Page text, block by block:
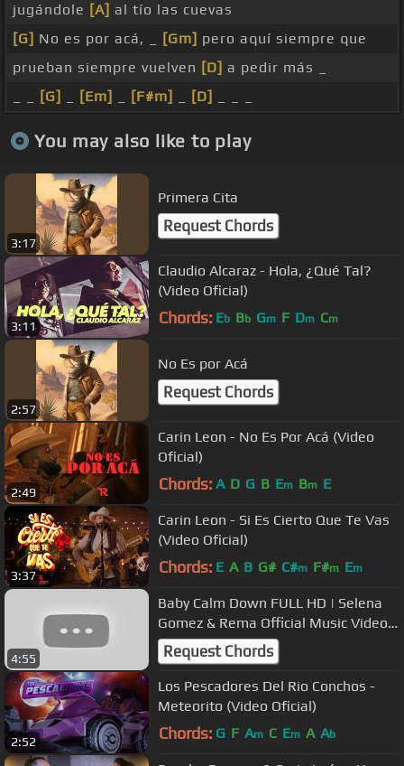
jugándole [A] al tío las cuevas
[G] No es por acá, _ [Gm] pero aquí siempre que
prueban siempre vuelven [D] a pedir más _
[G] [Em] [F#m] [D]
You may also like to play
3:17
Primera Cita
Request Chords
3:11
Claudio Alcaraz - Hola, ¿Qué Tal?
(Video Oficial)
Chords: Eb Bb Gm F Dm Cm
2:57
No Es por Acá
Request Chords
2:49
Carin Leon - No Es Por Acá (Video
Oficial)
Chords: A D G B Em Bm E
3:37
Carin Leon - Si Es Cierto Que Te Vas
(Video Oficial)
Chords: E A B G# C#m F#m Em
4:55
Baby Calm Down FULL HD | Selena
Gomez & Rema Official Music Video
2023
Request Chords
2:52
Los Pescadores Del Rio Conchos -
Meteorito (Video Oficial)
Chords: G F Am C Em A Ab